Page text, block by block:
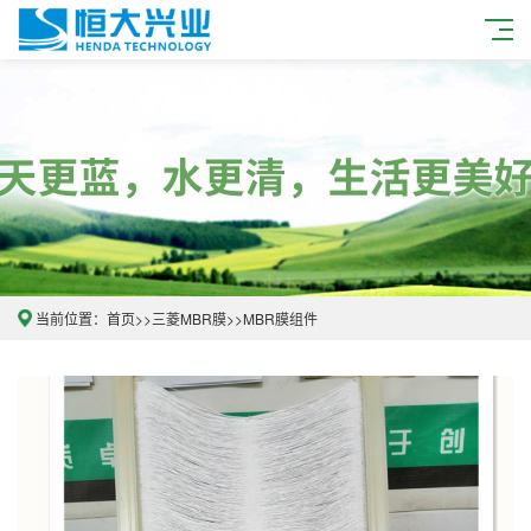
当前位置： 首页>>三菱MBR膜>>MBR膜组件